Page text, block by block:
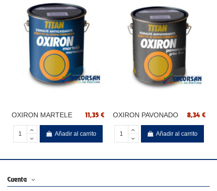
OXIRON MARTELE 11,35 €
Añadir al carrito
OXIRON PAVONADO 8,34 €
Añadir al carrito
Cuenta